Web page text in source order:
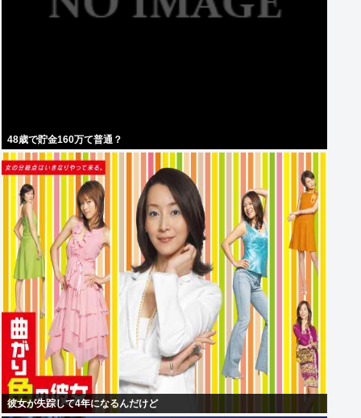
48歳で貯金160万て普通？
彼女が失踪して4年になるんだけど